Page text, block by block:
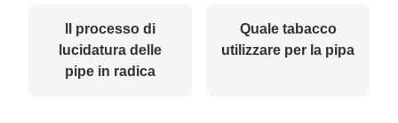
Il processo di
lucidatura delle
pipe in radica
Quale tabacco
utilizzare per la pipa